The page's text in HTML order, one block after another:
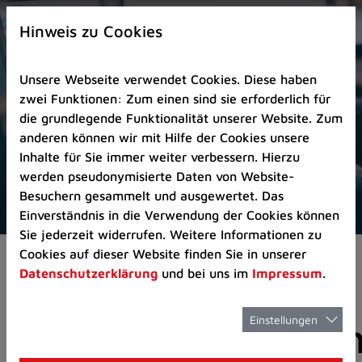
Zur
Startseite
Zum
Seitenanfang
springen
(Schnelltaste
A)
Zur
Navigation/Menü
springen
(Schnelltaste
M)
Zur
8)
Pressemeldungen Veranstaltungsreihe
Hinweis zu Cookies
Unsere Webseite verwendet Cookies. Diese haben
zwei Funktionen: Zum einen sind sie erforderlich für
die grundlegende Funktionalität unserer Website. Zum
anderen können wir mit Hilfe der Cookies unsere
Inhalte für Sie immer weiter verbessern. Hierzu
werden pseudonymisierte Daten von Website-
Besuchern gesammelt und ausgewertet. Das
Einverständnis in die Verwendung der Cookies können
Sie jederzeit widerrufen. Weitere Informationen zu
Cookies auf dieser Website finden Sie in unserer
Datenschutzerklärung und bei uns im Impressum.
Einstellungen